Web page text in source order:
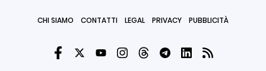
CHI SIAMO CONTATTI LEGAL PRIVACY PUBBLICITÀ